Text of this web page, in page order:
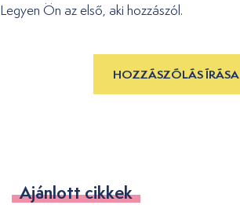
Legyen Ön az első, aki hozzászól.
HOZZÁSZÓLÁS ÍRÁSA
Ajánlott cikkek